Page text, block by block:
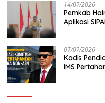
14/07/2026
Pemkab
Aplikasi
07/07/2026
Kadis
IMS